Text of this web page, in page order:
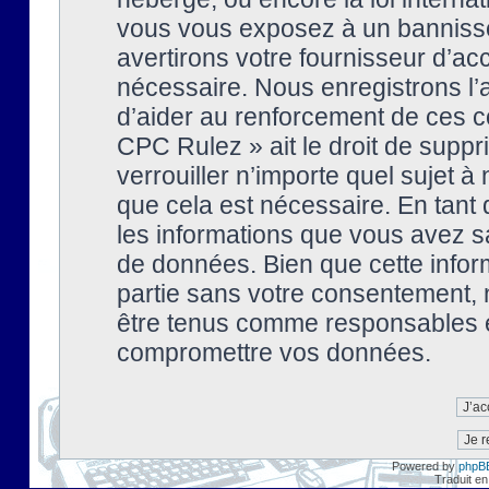
vous vous exposez à un
avertirons votre fournisseur
nécessaire. Nous enregistrons
d’aider au renforcement de ces
CPC Rulez » ait le droit de
verrouiller n’importe quel sujet à
que cela est nécessaire. En tant
les informations que vous avez
de données. Bien que cette
partie sans votre
être tenus comme
compromettre vos données.
Powered by
Traduit